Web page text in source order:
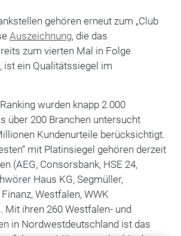
gehören erneut zum „Club
Auszeichnung, die das
zum vierten Mal in Folge
ist ein Qualitätssiegel im
wurden knapp 2.000
über 200 Branchen untersucht
Kundenurteile berücksichtigt.
mit Platinsiegel gehören derzeit
(AEG, Consorsbank, HSE 24,
Haus KG, Segmüller,
Westfalen, WWK
Mit ihren 260 Westfalen- und
in Nordwestdeutschland ist das